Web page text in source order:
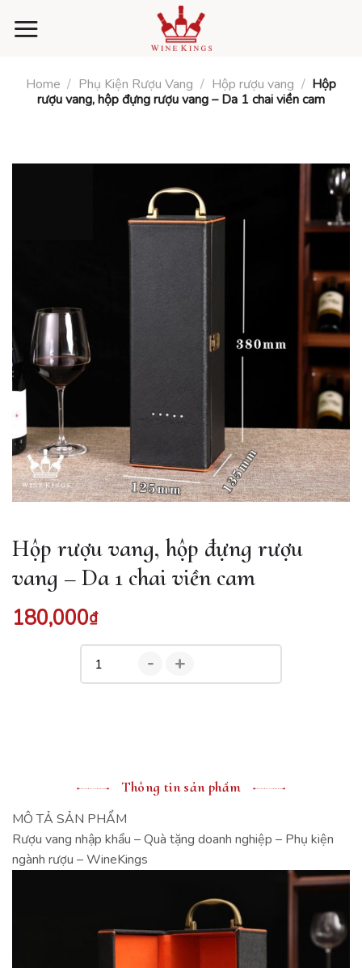
Home / Phụ Kiện Rượu Vang / Hộp rượu vang / Hộp
rượu vang, hộp đựng rượu vang – Da 1 chai viền cam
Hộp rượu vang, hộp đựng rượu
vang – Da 1 chai viền cam
180,000₫
- +
Thông tin sản phẩm
MÔ TẢ SẢN PHẨM
Rượu vang nhập khẩu – Quà tặng doanh nghiệp – Phụ kiện
ngành rượu – WineKings